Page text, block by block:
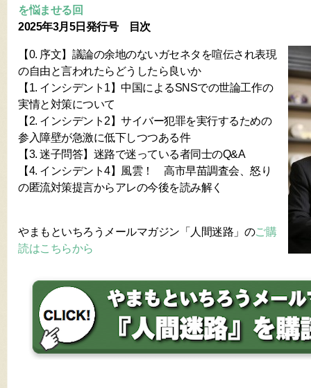
を悩ませる回
2025年3月5日発行号 目次
【0. 序文】議論の余地のないガセネタを喧伝され表現
の自由と言われたらどうしたら良いか
【1. インシデント1】中国によるSNSでの世論工作の
実情と対策について
【2. インシデント2】サイバー犯罪を実行するための
参入障壁が急激に低下しつつある件
【3. 迷子問答】迷路で迷っている者同士のQ&A
【4. インシデント4】風雲！ 高市早苗調査会、怒り
の匿流対策提言からアレの今後を読み解く
やまもといちろうメールマガジン「人間迷路」のご購
読はこちらから